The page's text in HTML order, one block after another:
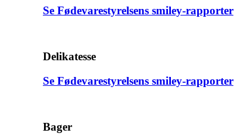
Se Fødevarestyrelsens smiley-rapporter
Delikatesse
Se Fødevarestyrelsens smiley-rapporter
Bager